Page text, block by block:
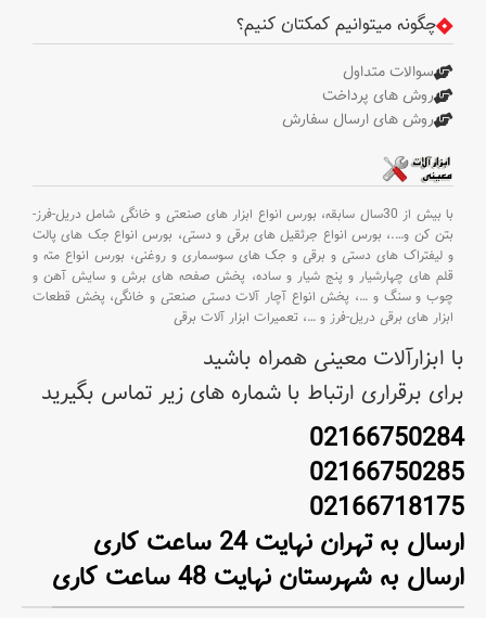
چگونه میتوانیم کمکتان کنیم؟
سوالات متداول
روش های پرداخت
روش های ارسال سفارش
با بیش از 30سال سابقه،
بورس انواع ابزار های صنعتی و خانگی شامل دریل-فرز-
بتن کن و….، بورس انواع جرثقیل های برقی و دستی، بورس انواع جک های پالت
و لیفتراک های دستی و برقی و جک های سوسماری و روغنی، بورس انواع مته و
قلم های چهارشیار و پنج شیار و ساده، پخش صفحه های برش و سایش آهن و
چوب و سنگ و …، پخش انواع آچار آلات دستی صنعتی و خانگی، پخش قطعات
ابزار های برقی دریل-فرز و …، تعمیرات ابزار آلات برقی
با ابزارآلات معینی همراه باشید
برای برقراری ارتباط با شماره های زیر تماس بگیرید
02166750284
02166750285
02166718175
ارسال به تهران نهایت 24 ساعت کاری
ارسال به شهرستان نهایت 48 ساعت کاری